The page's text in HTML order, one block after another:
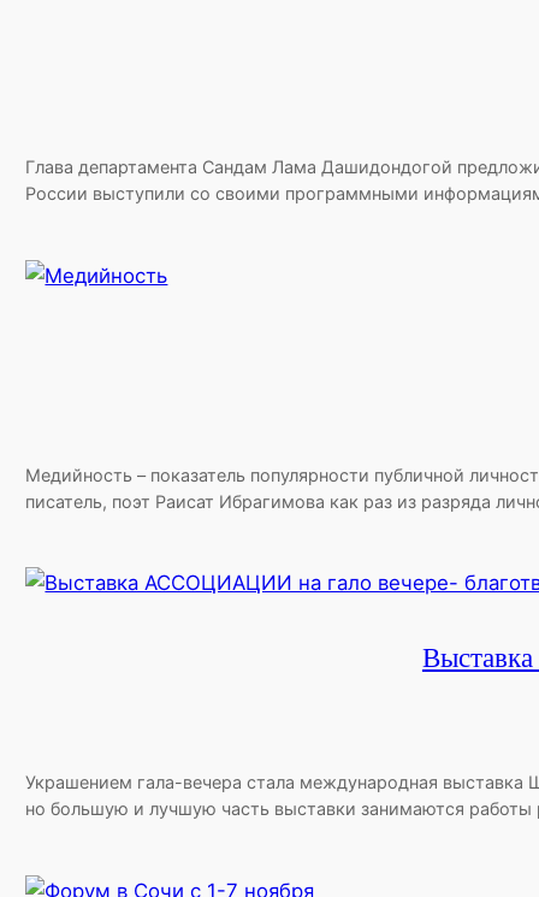
Глава департамента Сандам Лама Дашидондогой
России выступили со своими программными
Медийность – показатель популярности публичной
писатель, поэт Раисат Ибрагимова как раз из разряда
Украшением гала-вечера стала международная
но большую и лучшую часть выставки занимаются